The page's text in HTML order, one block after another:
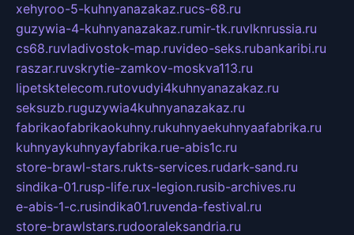
xehyroo-5-kuhnyanazakaz.rucs-68.ru
guzywia-4-kuhnyanazakaz.rumir-tk.ruvlknrussia.ru
cs68.ruvladivostok-map.ruvideo-seks.rubankaribi.ru
raszar.ruvskrytie-zamkov-moskva113.ru
lipetsktelecom.rutovudyi4kuhnyanazakaz.ru
seksuzb.ruguzywia4kuhnyanazakaz.ru
fabrikaofabrikaokuhny.rukuhnyaekuhnyaafabrika.ru
kuhnyaykuhnyayfabrika.rue-abis1c.ru
store-brawl-stars.rukts-services.rudark-sand.ru
sindika-01.rusp-life.rux-legion.rusib-archives.ru
e-abis-1-c.rusindika01.ruvenda-festival.ru
store-brawlstars.rudooraleksandria.ru